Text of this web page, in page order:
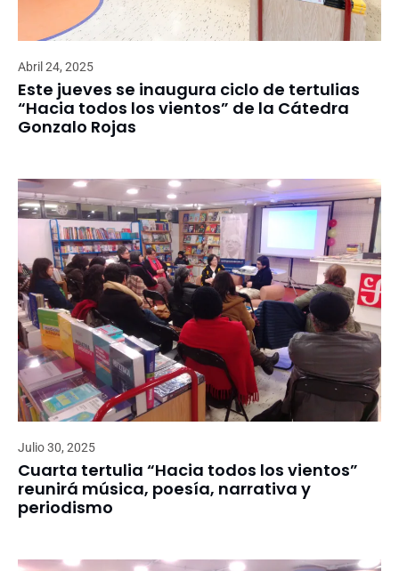
Abril 24, 2025
Este jueves se inaugura ciclo de tertulias
“Hacia todos los vientos” de la Cátedra
Gonzalo Rojas
Julio 30, 2025
Cuarta tertulia “Hacia todos los vientos”
reunirá música, poesía, narrativa y
periodismo